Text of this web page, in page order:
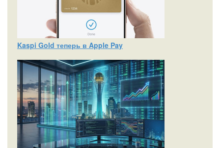
Kaspi Gold теперь в Apple Pay